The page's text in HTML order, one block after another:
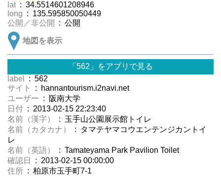
lat : 34.5514601208946
long : 135.595850050449
公開／非公開
: 公開
地図を表示
「562」をアプリで見る
label
: 562
サイト
: hannantourism.i2navi.net
ユーザー : 阪南大学
日付 : 2013-02-15 22:23:40
名前（漢字）
: 玉手山公園展示館トイレ
名前（カタカナ）
: タマテヤマコウエンテンジカントイ
レ
名前（英語）
: Tamateyama Park Pavilion Toilet
確認日
: 2013-02-15 00:00:00
住所 : 柏原市玉手町7-1